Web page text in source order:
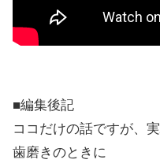
■編集後記
ココだけの話ですが、
歯磨きのときに